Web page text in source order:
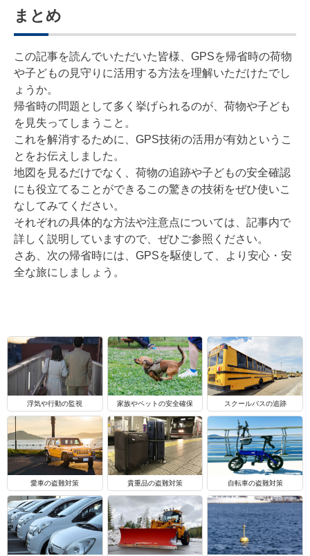
まとめ
この記事を読んでいただいた皆様、GPSを帰省時の荷物
や子どもの見守りに活用する方法を理解いただけたでし
ょうか。
帰省時の問題として多く挙げられるのが、荷物や子ども
を見失ってしまうこと。
これを解消するために、GPS技術の活用が有効というこ
とをお伝えしました。
地図を見るだけでなく、荷物の追跡や子どもの安全確認
にも役立てることができるこの驚きの技術をぜひ使いこ
なしてみてください。
それぞれの具体的な方法や注意点については、記事内で
詳しく説明していますので、ぜひご参照ください。
さあ、次の帰省時には、GPSを駆使して、より安心・安
全な旅にしましょう。
浮気や行動の監視 家族やペットの安全確保 スクールバスの追跡
愛車の盗難対策 貴重品の盗難対策 自転車の盗難対策